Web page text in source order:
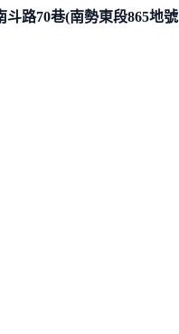
斗路70巷(南勢東段865地號